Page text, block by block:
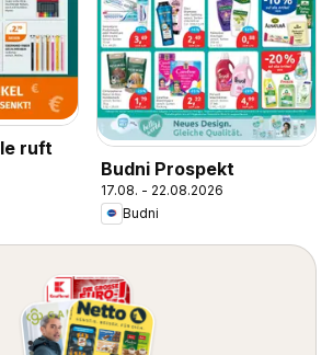
ruft
Budni Prospekt
17.08. - 22.08.2026
Budni